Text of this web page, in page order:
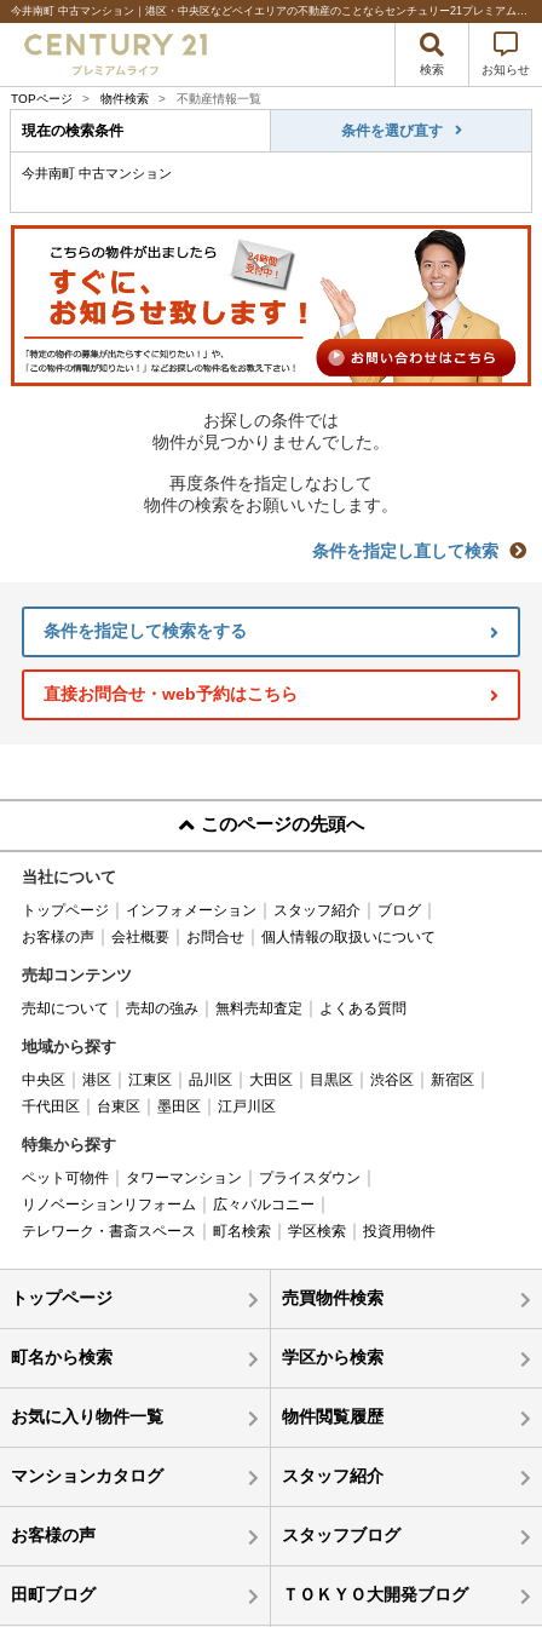
今井南町 中古マンション｜港区・中央区などベイエリアの不動産のことならセンチュリー21プレミアムライフ
検索 お知らせ
TOPページ > 物件検索 > 不動産情報一覧
現在の検索条件 条件を選び直す
今井南町 中古マンション
お探しの条件では
物件が見つかりませんでした。
再度条件を指定しなおして
物件の検索をお願いいたします。
条件を指定し直して検索
条件を指定して検索をする
直接お問合せ・web予約はこちら
このページの先頭へ
当社について
トップページ インフォメーション スタッフ紹介
ブログ
お客様の声
会社概要 お問合せ 個人情報の取扱いについて
売却コンテンツ
売却について 売却の強み 無料売却査定 よくある質問
地域から探す
中央区 港区 江東区 品川区 大田区 目黒区 渋谷区
新宿区
千代田区
台東区 墨田区 江戸川区
特集から探す
ペット可物件 タワーマンション
プライスダウン
リノベーションリフォーム
広々バルコニー
テレワーク・書斎スペース
町名検索 学区検索 投資用物件
トップページ 売買物件検索
町名から検索 学区から検索
お気に入り物件一覧 物件閲覧履歴
マンションカタログ スタッフ紹介
お客様の声 スタッフブログ
田町ブログ ＴＯＫＹＯ大開発ブログ